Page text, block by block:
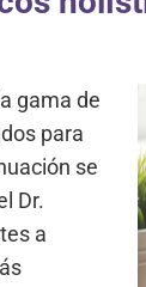
gama de
para
se
Dr.
a